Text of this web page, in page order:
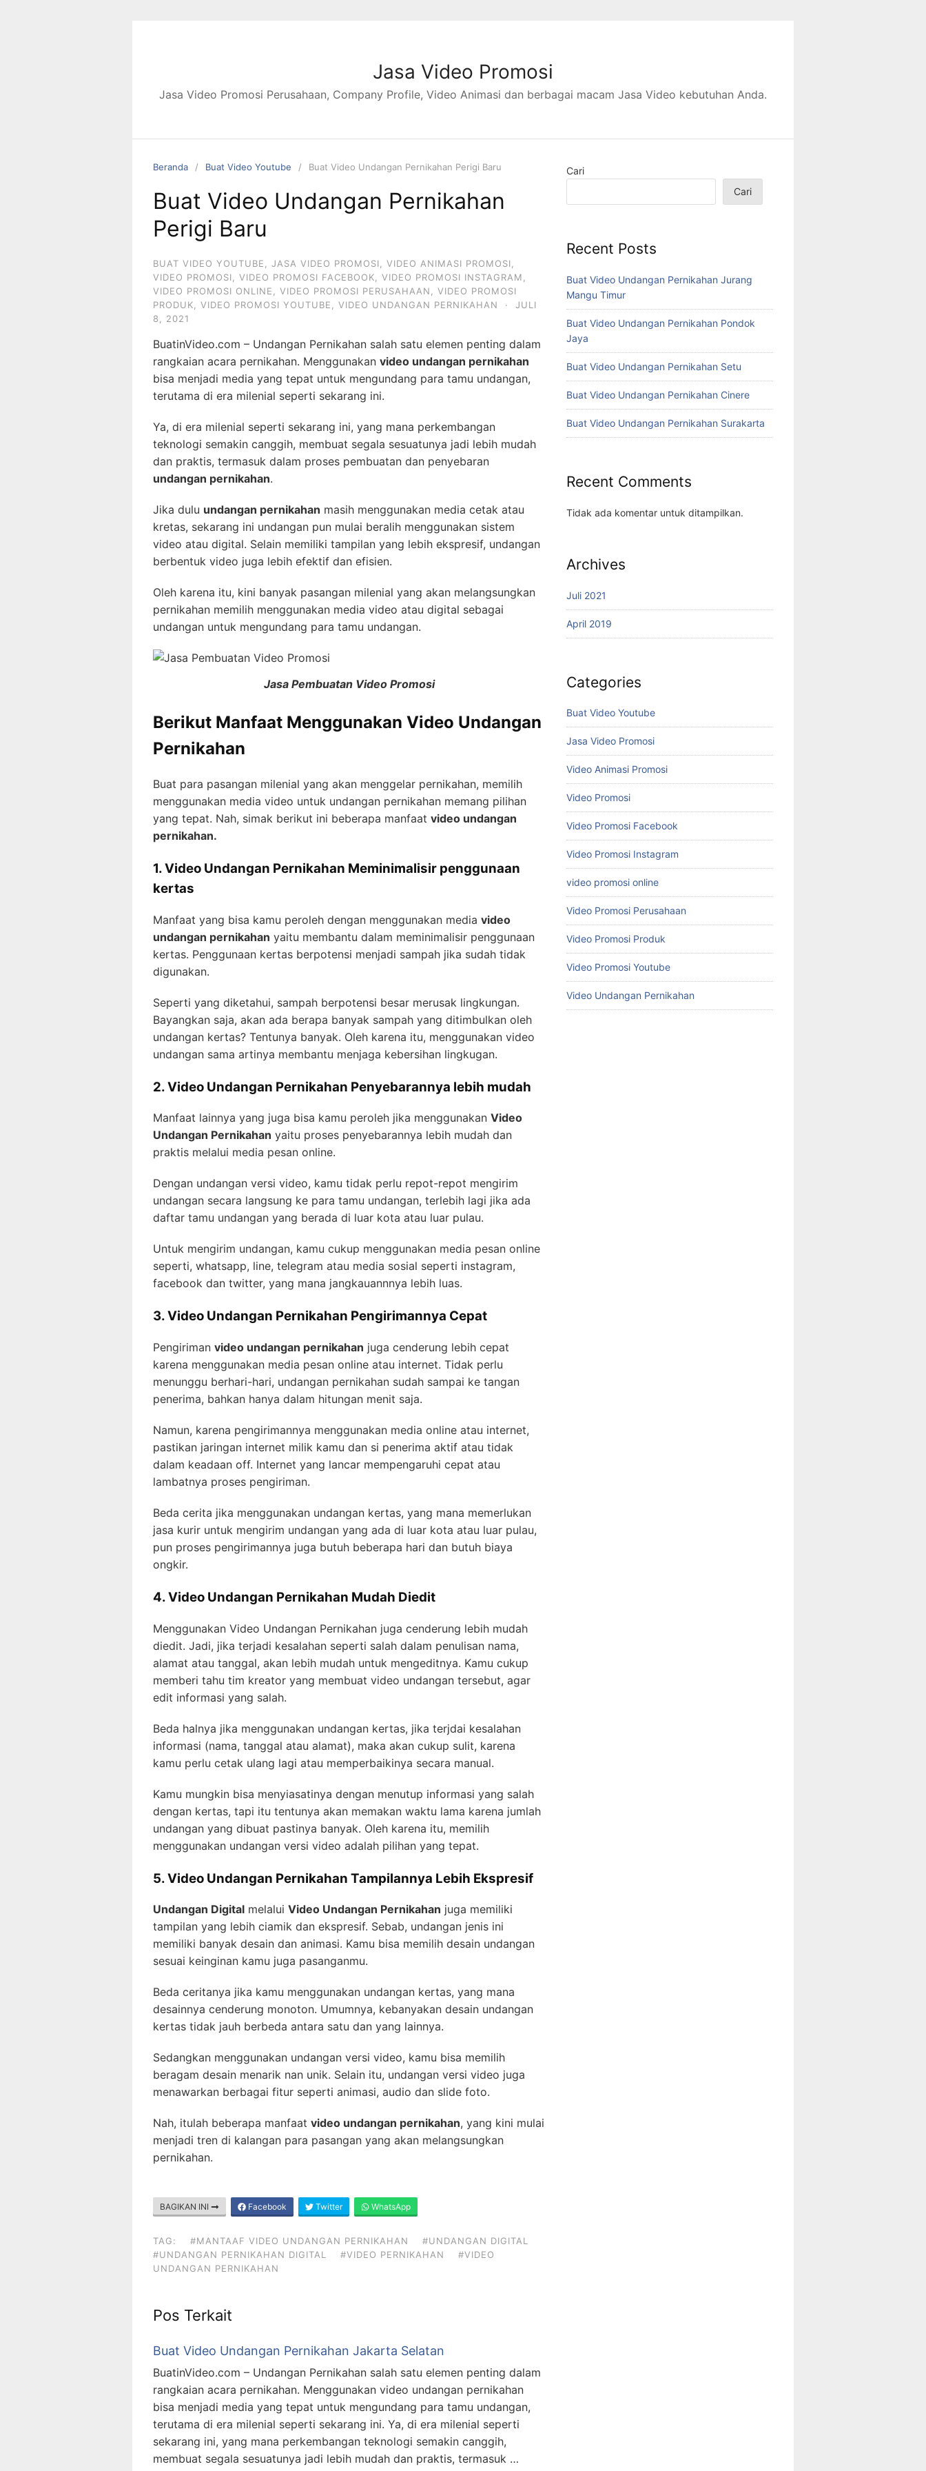
Jasa Video Promosi
Jasa Video Promosi Perusahaan, Company Profile, Video Animasi dan berbagai macam Jasa Video kebutuhan Anda.
Beranda Buat Video Youtube Buat Video Undangan Pernikahan Perigi Baru
Buat Video Undangan Pernikahan
Perigi Baru
BUAT VIDEO YOUTUBE JASA VIDEO PROMOSI VIDEO ANIMASI PROMOSI
VIDEO PROMOSI
VIDEO PROMOSI FACEBOOK VIDEO PROMOSI INSTAGRAM
VIDEO PROMOSI ONLINE
VIDEO PROMOSI PERUSAHAAN
VIDEO PROMOSI
PRODUK
VIDEO PROMOSI YOUTUBE VIDEO UNDANGAN PERNIKAHAN ·
JULI
8, 2021
BuatinVideo.com – Undangan Pernikahan salah satu elemen penting dalam
rangkaian acara pernikahan. Menggunakan video undangan pernikahan
bisa menjadi media yang tepat untuk mengundang para tamu undangan,
terutama di era milenial seperti sekarang ini.
Ya, di era milenial seperti sekarang ini, yang mana perkembangan
teknologi semakin canggih, membuat segala sesuatunya jadi lebih mudah
dan praktis, termasuk dalam proses pembuatan dan penyebaran
undangan pernikahan.
Jika dulu undangan pernikahan masih menggunakan media cetak atau
kretas, sekarang ini undangan pun mulai beralih menggunakan sistem
video atau digital. Selain memiliki tampilan yang lebih ekspresif, undangan
berbentuk video juga lebih efektif dan efisien.
Oleh karena itu, kini banyak pasangan milenial yang akan melangsungkan
pernikahan memilih menggunakan media video atau digital sebagai
undangan untuk mengundang para tamu undangan.
Jasa Pembuatan Video Promosi
Berikut Manfaat Menggunakan Video Undangan
Pernikahan
Buat para pasangan milenial yang akan menggelar pernikahan, memilih
menggunakan media video untuk undangan pernikahan memang pilihan
yang tepat. Nah, simak berikut ini beberapa manfaat video undangan
pernikahan.
1. Video Undangan Pernikahan Meminimalisir penggunaan
kertas
Manfaat yang bisa kamu peroleh dengan menggunakan media video
undangan pernikahan yaitu membantu dalam meminimalisir penggunaan
kertas. Penggunaan kertas berpotensi menjadi sampah jika sudah tidak
digunakan.
Seperti yang diketahui, sampah berpotensi besar merusak lingkungan.
Bayangkan saja, akan ada berapa banyak sampah yang ditimbulkan oleh
undangan kertas? Tentunya banyak. Oleh karena itu, menggunakan video
undangan sama artinya membantu menjaga kebersihan lingkugan.
2. Video Undangan Pernikahan Penyebarannya lebih mudah
Manfaat lainnya yang juga bisa kamu peroleh jika menggunakan Video
Undangan Pernikahan yaitu proses penyebarannya lebih mudah dan
praktis melalui media pesan online.
Dengan undangan versi video, kamu tidak perlu repot-repot mengirim
undangan secara langsung ke para tamu undangan, terlebih lagi jika ada
daftar tamu undangan yang berada di luar kota atau luar pulau.
Untuk mengirim undangan, kamu cukup menggunakan media pesan online
seperti, whatsapp, line, telegram atau media sosial seperti instagram,
facebook dan twitter, yang mana jangkauannnya lebih luas.
3. Video Undangan Pernikahan Pengirimannya Cepat
Pengiriman video undangan pernikahan juga cenderung lebih cepat
karena menggunakan media pesan online atau internet. Tidak perlu
menunggu berhari-hari, undangan pernikahan sudah sampai ke tangan
penerima, bahkan hanya dalam hitungan menit saja.
Namun, karena pengirimannya menggunakan media online atau internet,
pastikan jaringan internet milik kamu dan si penerima aktif atau tidak
dalam keadaan off. Internet yang lancar mempengaruhi cepat atau
lambatnya proses pengiriman.
Beda cerita jika menggunakan undangan kertas, yang mana memerlukan
jasa kurir untuk mengirim undangan yang ada di luar kota atau luar pulau,
pun proses pengirimannya juga butuh beberapa hari dan butuh biaya
ongkir.
4. Video Undangan Pernikahan Mudah Diedit
Menggunakan Video Undangan Pernikahan juga cenderung lebih mudah
diedit. Jadi, jika terjadi kesalahan seperti salah dalam penulisan nama,
alamat atau tanggal, akan lebih mudah untuk mengeditnya. Kamu cukup
memberi tahu tim kreator yang membuat video undangan tersebut, agar
edit informasi yang salah.
Beda halnya jika menggunakan undangan kertas, jika terjdai kesalahan
informasi (nama, tanggal atau alamat), maka akan cukup sulit, karena
kamu perlu cetak ulang lagi atau memperbaikinya secara manual.
Kamu mungkin bisa menyiasatinya dengan menutup informasi yang salah
dengan kertas, tapi itu tentunya akan memakan waktu lama karena jumlah
undangan yang dibuat pastinya banyak. Oleh karena itu, memilih
menggunakan undangan versi video adalah pilihan yang tepat.
5. Video Undangan Pernikahan Tampilannya Lebih Ekspresif
Undangan Digital melalui Video Undangan Pernikahan juga memiliki
tampilan yang lebih ciamik dan ekspresif. Sebab, undangan jenis ini
memiliki banyak desain dan animasi. Kamu bisa memilih desain undangan
sesuai keinginan kamu juga pasanganmu.
Beda ceritanya jika kamu menggunakan undangan kertas, yang mana
desainnya cenderung monoton. Umumnya, kebanyakan desain undangan
kertas tidak jauh berbeda antara satu dan yang lainnya.
Sedangkan menggunakan undangan versi video, kamu bisa memilih
beragam desain menarik nan unik. Selain itu, undangan versi video juga
menawarkan berbagai fitur seperti animasi, audio dan slide foto.
Nah, itulah beberapa manfaat video undangan pernikahan, yang kini mulai
menjadi tren di kalangan para pasangan yang akan melangsungkan
pernikahan.
BAGIKAN INI Facebook Twitter WhatsApp
TAG: #MANTAAF VIDEO UNDANGAN PERNIKAHAN
#UNDANGAN DIGITAL
#UNDANGAN PERNIKAHAN DIGITAL
#VIDEO PERNIKAHAN
#VIDEO
UNDANGAN PERNIKAHAN
Pos Terkait
Buat Video Undangan Pernikahan Jakarta Selatan
BuatinVideo.com – Undangan Pernikahan salah satu elemen penting dalam
rangkaian acara pernikahan. Menggunakan video undangan pernikahan
bisa menjadi media yang tepat untuk mengundang para tamu undangan,
terutama di era milenial seperti sekarang ini. Ya, di era milenial seperti
sekarang ini, yang mana perkembangan teknologi semakin canggih,
membuat segala sesuatunya jadi lebih mudah dan praktis, termasuk …
Cari
Cari
Recent Posts
Buat Video Undangan Pernikahan Jurang
Mangu Timur
Buat Video Undangan Pernikahan Pondok
Jaya
Buat Video Undangan Pernikahan Setu
Buat Video Undangan Pernikahan Cinere
Buat Video Undangan Pernikahan Surakarta
Recent Comments
Tidak ada komentar untuk ditampilkan.
Archives
Juli 2021
April 2019
Categories
Buat Video Youtube
Jasa Video Promosi
Video Animasi Promosi
Video Promosi
Video Promosi Facebook
Video Promosi Instagram
video promosi online
Video Promosi Perusahaan
Video Promosi Produk
Video Promosi Youtube
Video Undangan Pernikahan